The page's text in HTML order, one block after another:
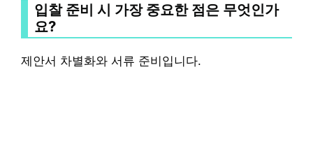
입찰 준비 시 가장 중요한 점은 무엇인가
요?
제안서 차별화와 서류 준비입니다.